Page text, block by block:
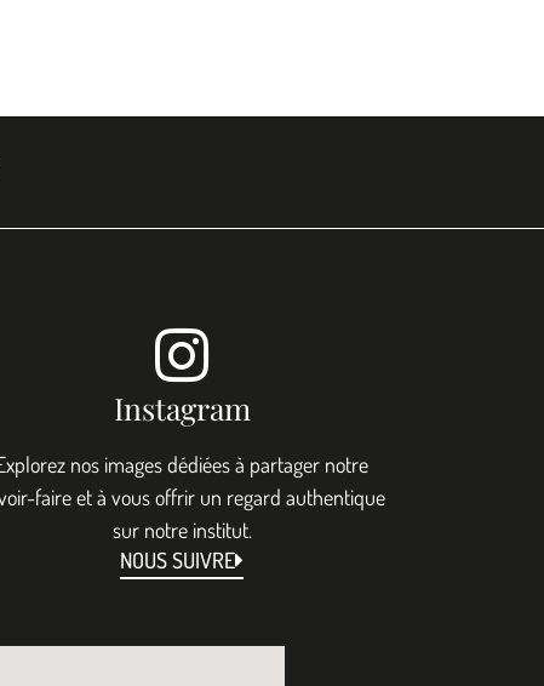
Instagram
nos images dédiées à partager notre
faire et à vous offrir un regard authentique
sur notre institut.
NOUS SUIVRE